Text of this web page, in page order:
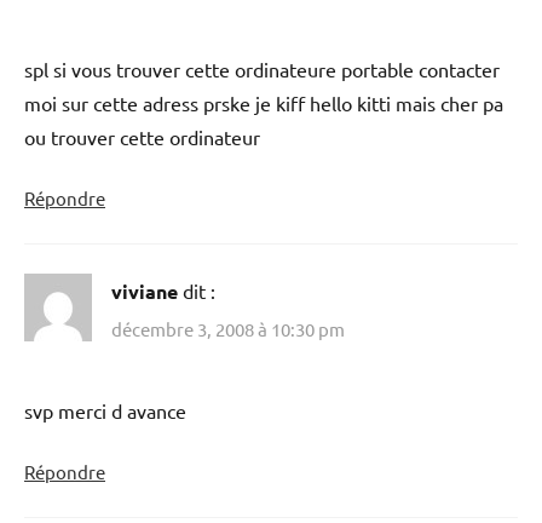
spl si vous trouver cette ordinateure portable contacter
moi sur cette adress prske je kiff hello kitti mais cher pa
ou trouver cette ordinateur
Répondre
viviane dit :
décembre 3, 2008 à 10:30 pm
svp merci d avance
Répondre